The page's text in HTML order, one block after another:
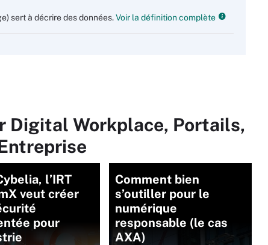
sert à décrire des données.Voir la définition complète
Digital Workplace, Portails,
l’IRT
veut créer
pour
Comment bien
s’outiller pour le
numérique
responsable (le cas
AXA)